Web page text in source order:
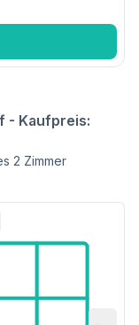
- Kaufpreis:
2 Zimmer